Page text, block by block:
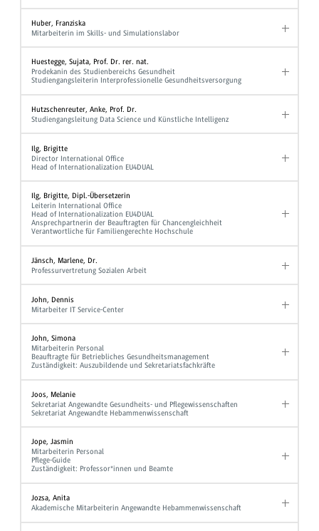
Huber, Franziska
Mitarbeiterin im Skills- und Simulationslabor
Huestegge, Sujata, Prof. Dr. rer. nat.
Prodekanin des Studienbereichs Gesundheit
Studiengangsleiterin Interprofessionelle Gesundheitsversorgung
Hutzschenreuter, Anke, Prof. Dr.
Studiengangsleitung Data Science und Künstliche Intelligenz
Ilg, Brigitte
Director International Office
Head of Internationalization EU4DUAL
Ilg, Brigitte, Dipl.-Übersetzerin
Leiterin International Office
Head of Internationalization EU4DUAL
Ansprechpartnerin der Beauftragten für Chancengleichheit
Verantwortliche für Familiengerechte Hochschule
Jänsch, Marlene, Dr.
Professurvertretung Sozialen Arbeit
John, Dennis
Mitarbeiter IT Service-Center
John, Simona
Mitarbeiterin Personal
Beauftragte für Betriebliches Gesundheitsmanagement
Zuständigkeit: Auszubildende und Sekretariatsfachkräfte
Joos, Melanie
Sekretariat Angewandte Gesundheits- und Pflegewissenschaften
Sekretariat Angewandte Hebammenwissenschaft
Jope, Jasmin
Mitarbeiterin Personal
Pflege-Guide
Zuständigkeit: Professor*innen und Beamte
Jozsa, Anita
Akademische Mitarbeiterin Angewandte Hebammenwissenschaft